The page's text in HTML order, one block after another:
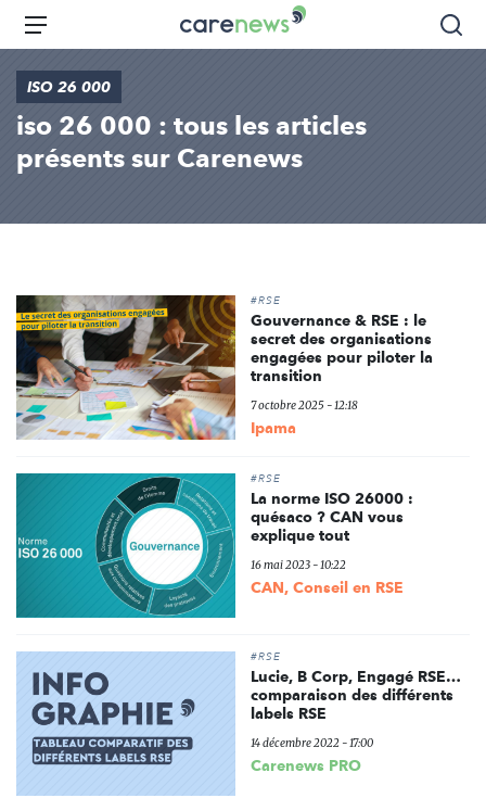
Aller
principal
Carenews,
Le
acteurs
de
l'engagement
Menu
ISO 26 000
iso 26 000 : tous les articles
présents sur Carenews
#RSE
Gouvernance & RSE : le
secret des organisations
engagées pour piloter la
transition
7 octobre 2025 - 12:18
Ipama
#RSE
La norme ISO 26000 :
quésaco ? CAN vous
explique tout
16 mai 2023 - 10:22
CAN, Conseil en RSE
#RSE
Lucie, B Corp, Engagé RSE…
comparaison des différents
labels RSE
14 décembre 2022 - 17:00
Carenews PRO